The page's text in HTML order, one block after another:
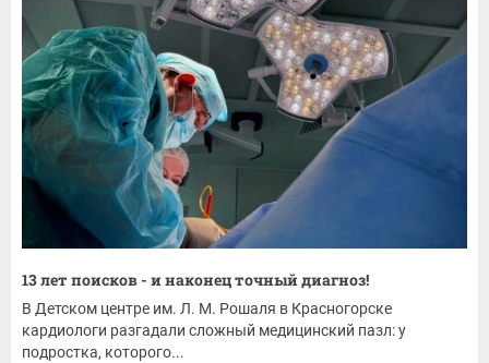
13 лет поисков - и наконец точный диагноз!
В Детском центре им. Л. М. Рошаля в Красногорске
кардиологи разгадали сложный медицинский пазл: у
подростка, которого...